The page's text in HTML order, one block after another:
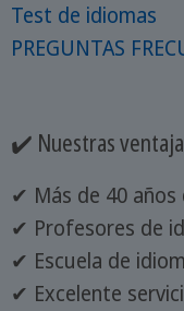
Test de idiomas
PREGUNTAS
✔️ Nuestras
✔ Más de 40 años
✔ Profesores de
✔ Escuela de
✔ Excelente